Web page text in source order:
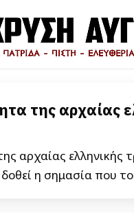
της αρχαίας
αρχαίας ελληνικής
δοθεί η σημασία που